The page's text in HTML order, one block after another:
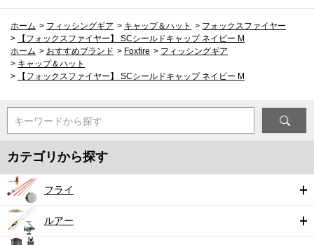
ホーム > フィッシングギア > キャップ＆ハット > フォックスファイヤー
>
【フォックスファイヤー】 SCシールドキャップ ネイビー M
ホーム > おすすめブランド > Foxfire > フィッシングギア
> キャップ＆ハット
>
【フォックスファイヤー】 SCシールドキャップ ネイビー M
キーワードから探す
カテゴリから探す
フライ
ルアー